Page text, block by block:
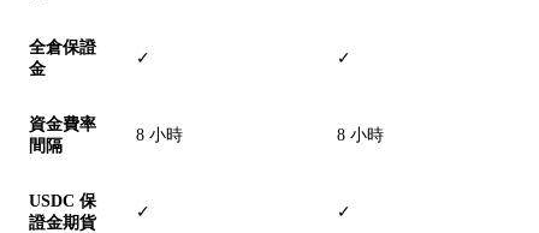
全倉保證
金
✓ ✓
資金費率
間隔
8 小時 8 小時
USDC 保
證金期貨
✓ ✓